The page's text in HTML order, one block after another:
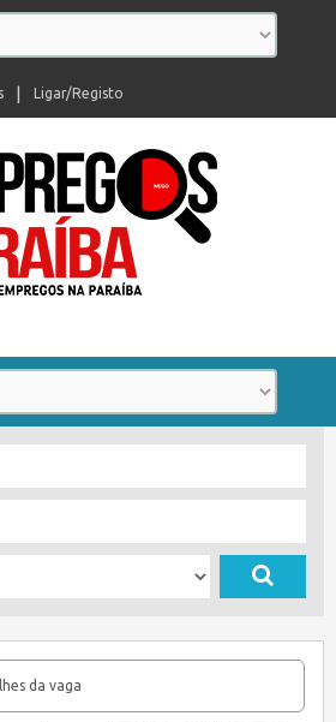
Ligar/Registo
da vaga